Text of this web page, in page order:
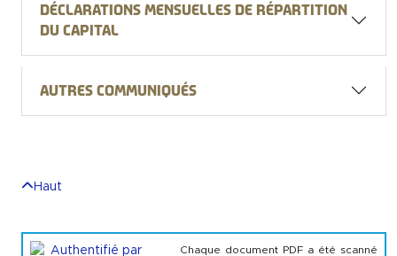
Déclarations mensuelles de répartition
du Capital
Autres communiqués
Haut
Chaque document PDF a été scanné